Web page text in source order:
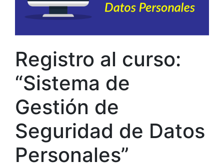
Registro al curso:
“Sistema de
Gestión de
Seguridad de Datos
Personales”